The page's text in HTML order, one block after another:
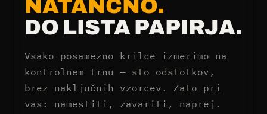
NATANČNO.
DO LISTA PAPIRJA.
Vsako posamezno krilce izmerimo na
kontrolnem trnu — sto odstotkov,
brez naključnih vzorcev. Zato pri
vas: namestiti, zavariti, naprej.